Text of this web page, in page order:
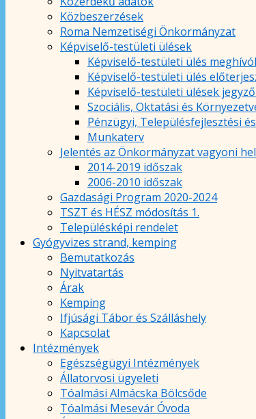
Közbeszerzések
Roma Nemzetiségi Önkormányzat
Képviselő-testületi ülések
Képviselő-testületi ülés
Képviselő-testületi ülés
Képviselő-testületi ülések
Szociális, Oktatási és
Pénzügyi, Településfejlesztési
Munkaterv
Jelentés az Önkormányzat vagyoni
2014-2019 időszak
2006-2010 időszak
Gazdasági Program 2020-2024
TSZT és HÉSZ módosítás 1.
Településképi rendelet
Gyógyvizes strand, kemping
Bemutatkozás
Nyitvatartás
Árak
Kemping
Ifjúsági Tábor és Szálláshely
Kapcsolat
Intézmények
Egészségügyi Intézmények
Állatorvosi ügyeleti
Tóalmási Almácska Bölcsőde
Tóalmási Mesevár Óvoda